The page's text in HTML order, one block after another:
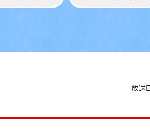
放送